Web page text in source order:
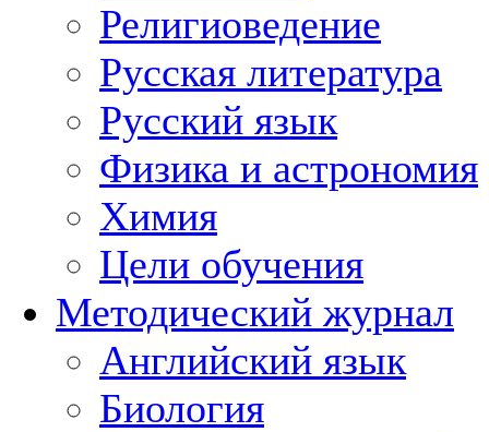
Религиоведение
Русская литература
Русский язык
Физика и астрономия
Химия
Цели обучения
Методический журнал
Английский язык
Биология